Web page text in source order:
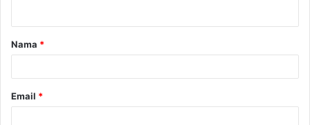
a
r
Nama *
Email *